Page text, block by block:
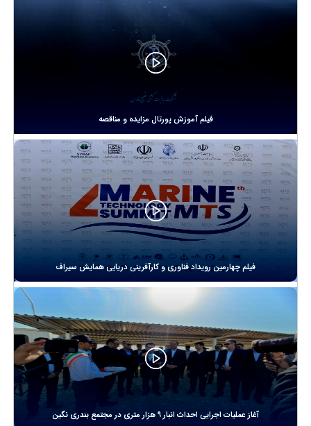
فیلم آموزش پورتال مزایده و مناقصه
فیلم چهارمین رویداد فناوری و کارآفرینی دریایی همایش سیراف
آغاز عملیات اجرایی احداث انبار 9 هزار متری در مجتمع بندری نگین